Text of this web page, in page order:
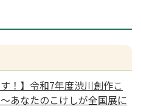
！】令和7年度渋川創作こ
あなたのこけしが全国展に